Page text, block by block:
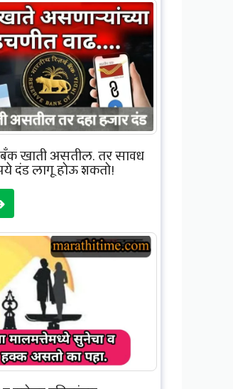
बँक खाती असतील, तर सावध
दंड लागू होऊ शकतो!